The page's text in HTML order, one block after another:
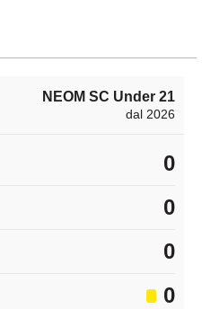
NEOM SC Under 21
dal 2026
0
0
0
0